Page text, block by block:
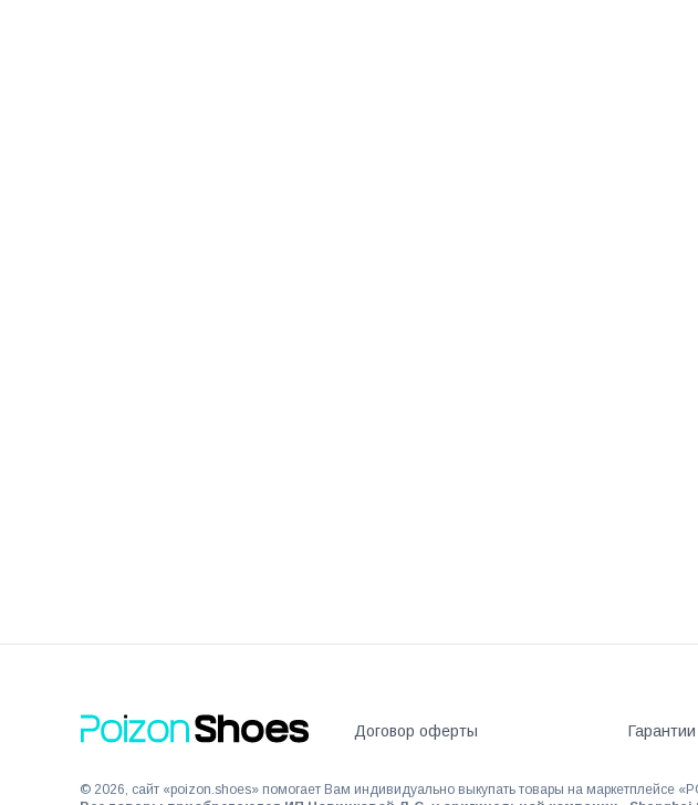
Договор оферты
© 2026, сайт «poizon.shoes» помогает Вам индивидуально выкупать товары на маркетплейсе